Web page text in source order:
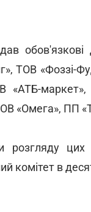
обов'язкові
ТОВ «Фоззі-
«АТБ-
«Омега», ПП
розгляду цих
комітет в